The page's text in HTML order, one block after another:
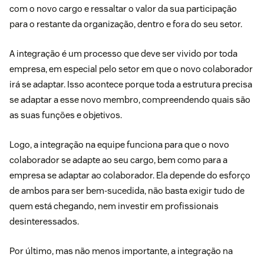
com o novo cargo e ressaltar o valor da sua participação
para o restante da organização, dentro e fora do seu setor.
A integração é um processo que deve ser vivido por toda
empresa, em especial pelo setor em que o novo colaborador
irá se adaptar. Isso acontece porque toda a estrutura precisa
se adaptar a esse novo membro, compreendendo quais são
as suas funções e objetivos.
Logo, a integração na equipe funciona para que o novo
colaborador se adapte ao seu cargo, bem como para a
empresa se adaptar ao colaborador. Ela depende do esforço
de ambos para ser bem-sucedida, não basta exigir tudo de
quem está chegando, nem investir em profissionais
desinteressados.
Por último, mas não menos importante, a integração na